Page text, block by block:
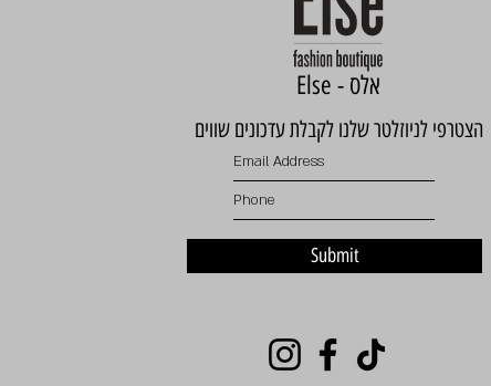
Else - אלס
הצטרפי לניוזלטר שלנו לקבלת עדכונים שווים
Submit